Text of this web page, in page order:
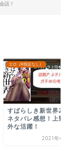
話！
こじらせ男女
偽装カレシに愛され
まいました12話ネタ
感想！胡桃が狙って
2021年12